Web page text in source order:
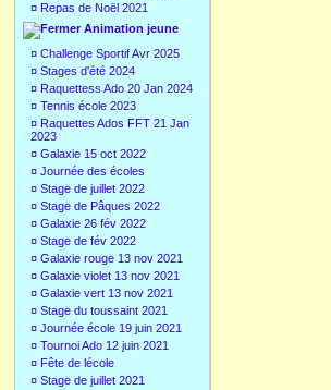
¤ Repas de Noël 2021
Animation jeune
¤ Challenge Sportif Avr 2025
¤ Stages d'été 2024
¤ Raquettess Ado 20 Jan 2024
¤ Tennis école 2023
¤ Raquettes Ados FFT 21 Jan
2023
¤ Galaxie 15 oct 2022
¤ Journée des écoles
¤ Stage de juillet 2022
¤ Stage de Pâques 2022
¤ Galaxie 26 fév 2022
¤ Stage de fév 2022
¤ Galaxie rouge 13 nov 2021
¤ Galaxie violet 13 nov 2021
¤ Galaxie vert 13 nov 2021
¤ Stage du toussaint 2021
¤ Journée école 19 juin 2021
¤ Tournoi Ado 12 juin 2021
¤ Fête de lécole
¤ Stage de juillet 2021